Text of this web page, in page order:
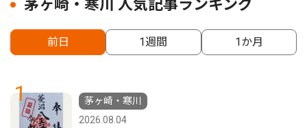
茅ヶ崎・寒川 人気記事ランキング
前日 1週間 1か月
1
茅ヶ崎・寒川
2026.08.04